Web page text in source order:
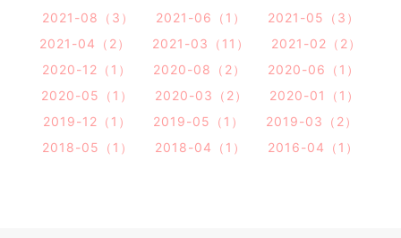
2021-08（3）
2021-06（1）
2021-05（3）
2021-04（2）
2021-03（11）
2021-02（2）
2020-12（1）
2020-08（2）
2020-06（1）
2020-05（1）
2020-03（2）
2020-01（1）
2019-12（1）
2019-05（1）
2019-03（2）
2018-05（1）
2018-04（1） 2016-04（1）